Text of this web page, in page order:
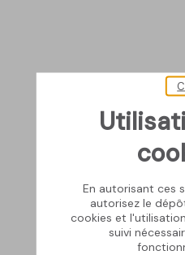
En autorisant ces
autorisez le
cookies et
suivi